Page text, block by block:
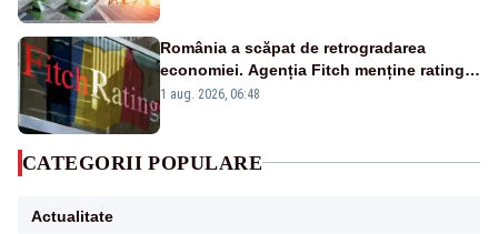
România a scăpat de retrogradarea
economiei. Agenția Fitch menține ratingul
„BBB-” cu perspectivă negativă
1 aug. 2026, 06:48
CATEGORII POPULARE
Actualitate